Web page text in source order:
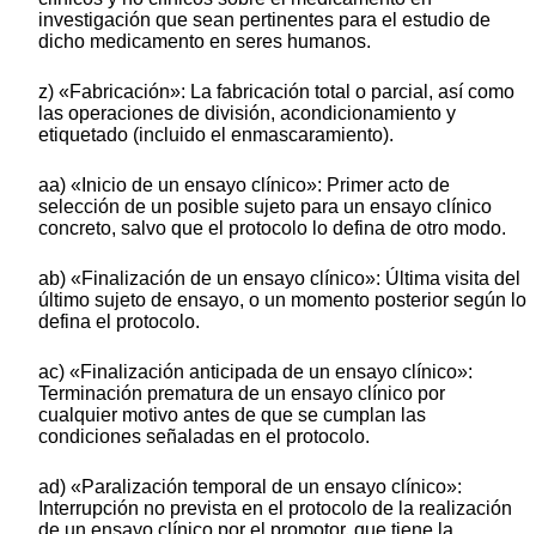
investigación que sean pertinentes para el estudio de
dicho medicamento en seres humanos.
z) «Fabricación»: La fabricación total o parcial, así como
las operaciones de división, acondicionamiento y
etiquetado (incluido el enmascaramiento).
aa) «Inicio de un ensayo clínico»: Primer acto de
selección de un posible sujeto para un ensayo clínico
concreto, salvo que el protocolo lo defina de otro modo.
ab) «Finalización de un ensayo clínico»: Última visita del
último sujeto de ensayo, o un momento posterior según lo
defina el protocolo.
ac) «Finalización anticipada de un ensayo clínico»:
Terminación prematura de un ensayo clínico por
cualquier motivo antes de que se cumplan las
condiciones señaladas en el protocolo.
ad) «Paralización temporal de un ensayo clínico»:
Interrupción no prevista en el protocolo de la realización